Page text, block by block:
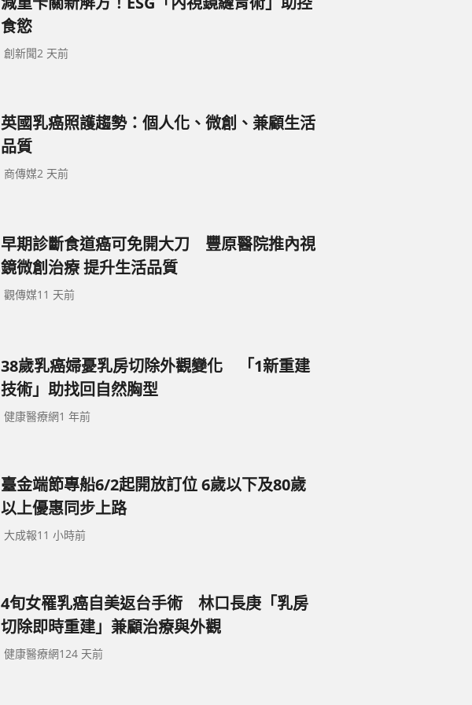
食慾
創新聞2 天前
英國乳癌照護趨勢：個人化、微創、兼顧生活
品質
商傳媒2 天前
早期診斷食道癌可免開大刀 豐原醫院推內視
鏡微創治療 提升生活品質
觀傳媒11 天前
38歲乳癌婦憂乳房切除外觀變化 「1新重建
技術」助找回自然胸型
健康醫療網1 年前
臺金端節專船6/2起開放訂位 6歲以下及80歲
以上優惠同步上路
大成報11 小時前
4旬女罹乳癌自美返台手術 林口長庚「乳房
切除即時重建」兼顧治療與外觀
健康醫療網124 天前